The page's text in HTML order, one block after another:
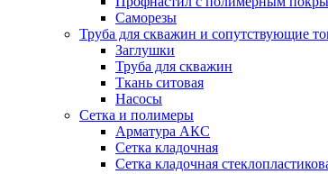
Саморезы
Труба для скважин и сопутствующие
Заглушки
Труба для скважин
Ткань ситовая
Насосы
Сетка и полимеры
Арматура АКС
Сетка кладочная
Сетка кладочная